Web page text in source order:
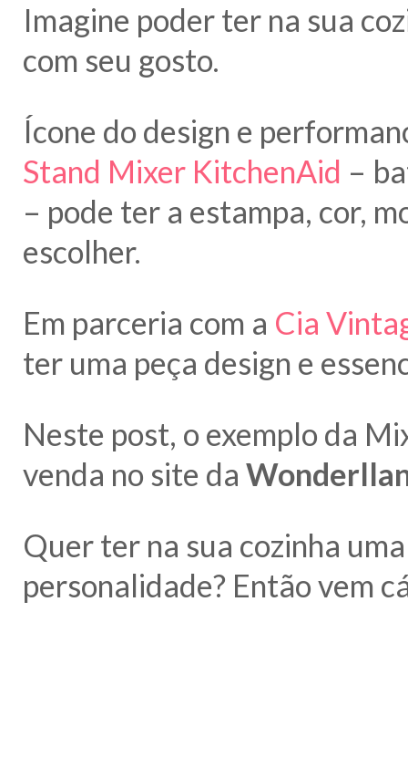
Imagine poder ter na sua
com seu gosto.
Ícone do design e
Stand Mixer KitchenAid –
– pode ter a estampa, cor,
escolher.
Em parceria com a Cia
ter uma peça design e
Neste post, o exemplo da
venda no site da
Quer ter na sua cozinha
personalidade? Então vem